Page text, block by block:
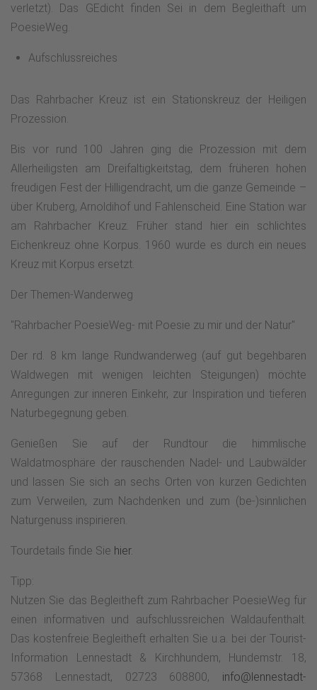
verletzt). Das GEdicht finden Sei in dem Begleithaft um
PoesieWeg.
Aufschlussreiches
Das Rahrbacher Kreuz ist ein Stationskreuz der Heiligen
Prozession.
Bis vor rund 100 Jahren ging die Prozession mit dem
Allerheiligsten am Dreifaltigkeitstag, dem früheren hohen
freudigen Fest der Hilligendracht, um die ganze Gemeinde –
über Kruberg, Arnoldihof und Fahlenscheid. Eine Station war
am Rahrbacher Kreuz. Früher stand hier ein schlichtes
Eichenkreuz ohne Korpus. 1960 wurde es durch ein neues
Kreuz mit Korpus ersetzt.
Der Themen-Wanderweg
"Rahrbacher PoesieWeg- mit Poesie zu mir und der Natur"
Der rd. 8 km lange Rundwanderweg (auf gut begehbaren
Waldwegen mit wenigen leichten Steigungen) möchte
Anregungen zur inneren Einkehr, zur Inspiration und tieferen
Naturbegegnung geben.
Genießen Sie auf der Rundtour die himmlische
Waldatmosphäre der rauschenden Nadel- und Laubwälder
und lassen Sie sich an sechs Orten von kurzen Gedichten
zum Verweilen, zum Nachdenken und zum (be-)sinnlichen
Naturgenuss inspirieren.
Tourdetails finde Sie hier.
Tipp:
Nutzen Sie das Begleitheft zum Rahrbacher PoesieWeg für
einen informativen und aufschlussreichen Waldaufenthalt.
Das kostenfreie Begleitheft erhalten Sie u.a. bei der Tourist-
Information Lennestadt & Kirchhundem, Hundemstr. 18,
57368 Lennestadt, 02723 608800, info@lennestadt-